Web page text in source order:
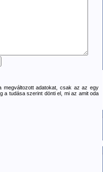
adatokat, csak az az egy
a tudása szerint dönti el, mi az amit oda